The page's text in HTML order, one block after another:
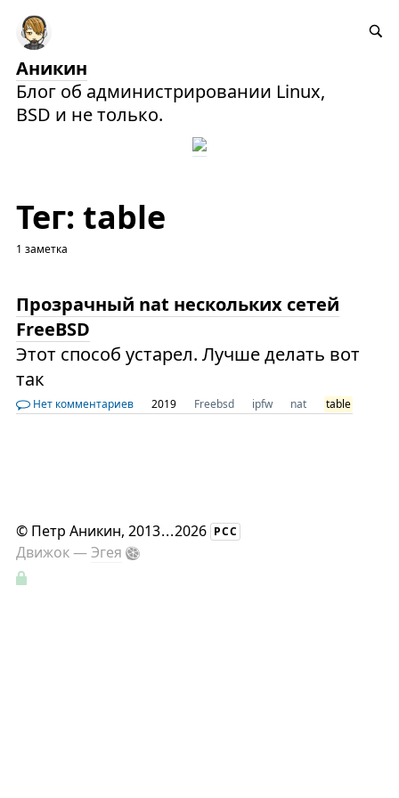
Аникин
Блог об администрировании Linux,
BSD и не только.
Тег: table
1 заметка
Прозрачный nat нескольких сетей
FreeBSD
Этот способ устарел. Лучше делать вот
так
Нет комментариев 2019 Freebsd ipfw nat table
© Петр Аникин, 2013...2026 РСС
Движок —Эгея